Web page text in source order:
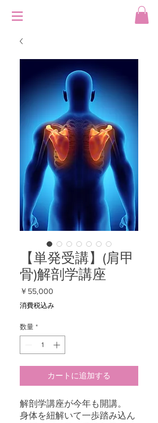
【単発受講】(肩甲
骨)解剖学講座
￥55,000
消費税込み
数量 *
カートに追加する
解剖学講座が今年も開講。
身体を紐解いて一歩踏み込ん